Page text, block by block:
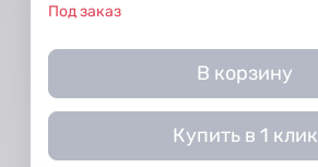
Под заказ
В корзину
Купить в 1 клик